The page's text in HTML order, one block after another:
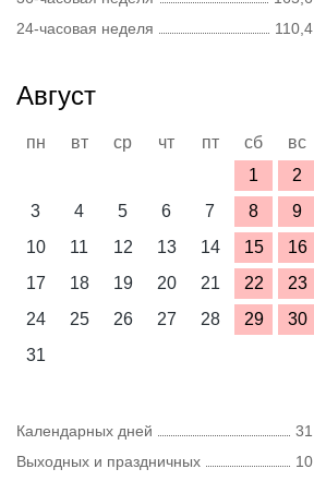
24-часовая неделя
110,4
Август
пн вт ср чт пт сб
вс
1
2
3
4 5 6 7 8
9
10
11 12 13 14 15
16
17
18 19 20 21 22
23
24
25 26 27 28 29
30
31
Календарных дней
31
Выходных и праздничных
10